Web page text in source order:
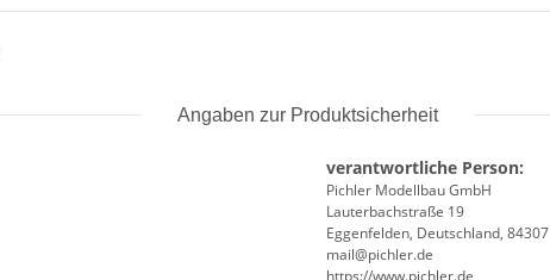
Angaben zur Produktsicherheit
verantwortliche Person:
Pichler Modellbau GmbH
Lauterbachstraße 19
Eggenfelden, Deutschland, 84307
mail@pichler.de